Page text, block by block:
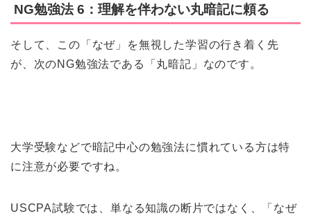
NG勉強法 6：理解を伴わない丸暗記に頼る
そして、この「なぜ」を無視した学習の行き着く先
が、次のNG勉強法である「丸暗記」なのです。
大学受験などで暗記中心の勉強法に慣れている方は特
に注意が必要ですね。
USCPA試験では、単なる知識の断片ではなく、「なぜ